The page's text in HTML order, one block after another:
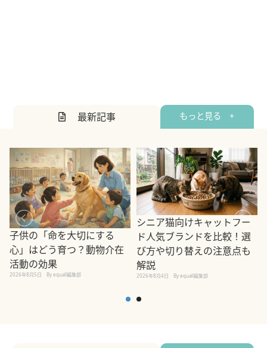
最新記事 もっと見る +
子供の「命を大切にする
心」はどう育つ？動物介在
活動の効果
2026年8月5日 By equall編集部
シニア猫向けキャットフー
ド人気ブランドを比較！選
び方や切り替えの注意点も
解説
2026年8月4日 By equall編集部